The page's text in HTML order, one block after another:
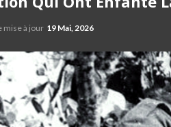
mise à jour 19 Mai, 2026